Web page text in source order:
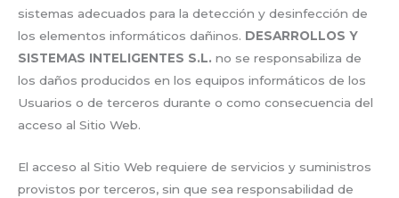
sistemas adecuados para la detección y desinfección de
los elementos informáticos dañinos. DESARROLLOS Y
SISTEMAS INTELIGENTES S.L. no se responsabiliza de
los daños producidos en los equipos informáticos de los
Usuarios o de terceros durante o como consecuencia del
acceso al Sitio Web.
El acceso al Sitio Web requiere de servicios y suministros
provistos por terceros, sin que sea responsabilidad de